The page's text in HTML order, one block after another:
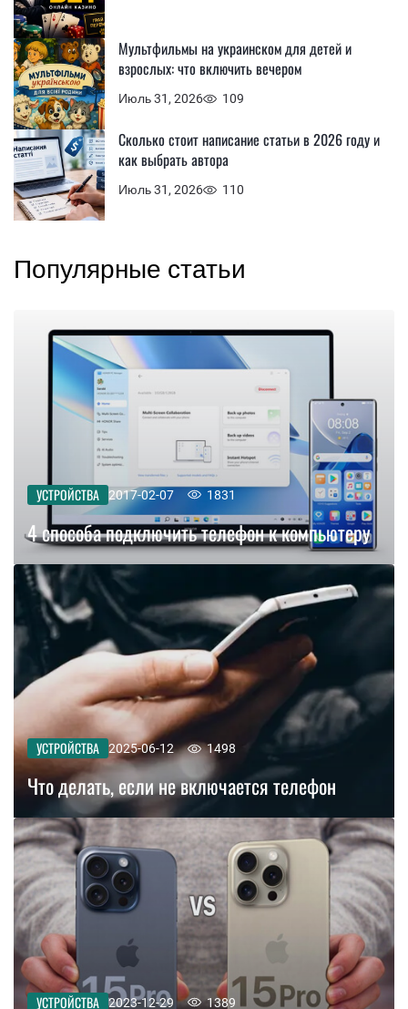
Июль 31, 2026 109
Мультфильмы на украинском для детей и
взрослых: что включить вечером
Июль 31, 2026 110
Сколько стоит написание статьи в 2026 году и
как выбрать автора
Популярные статьи
УСТРОЙСТВА 2017-02-07 1831
4 способа подключить телефон к компьютеру
УСТРОЙСТВА 2025-06-12 1498
Что делать, если не включается телефон
УСТРОЙСТВА 2023-12-29 1389